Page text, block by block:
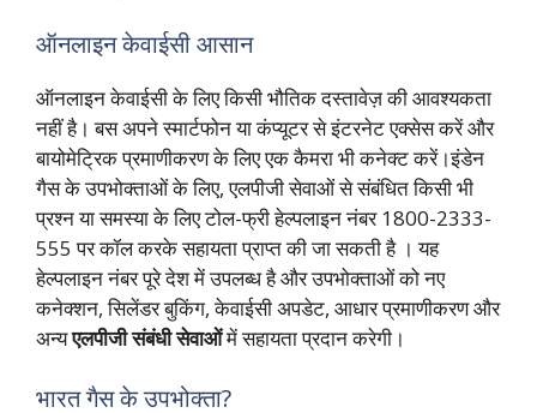
ऑनलाइन केवाईसी आसान
ऑनलाइन केवाईसी के लिए किसी भौतिक दस्तावेज़ की आवश्यकता
नहीं है। बस अपने स्मार्टफोन या कंप्यूटर से इंटरनेट एक्सेस करें और
बायोमेट्रिक प्रमाणीकरण के लिए एक कैमरा भी कनेक्ट करें।इंडेन
गैस के उपभोक्ताओं के लिए, एलपीजी सेवाओं से संबंधित किसी भी
प्रश्न या समस्या के लिए टोल-फ्री हेल्पलाइन नंबर 1800-2333-
555 पर कॉल करके सहायता प्राप्त की जा सकती है । यह
हेल्पलाइन नंबर पूरे देश में उपलब्ध है और उपभोक्ताओं को नए
कनेक्शन, सिलेंडर बुकिंग, केवाईसी अपडेट, आधार प्रमाणीकरण और
अन्यएलपीजी संबंधी सेवाओंमें सहायता प्रदान करेगी।
भारत गैस के उपभोक्ता?